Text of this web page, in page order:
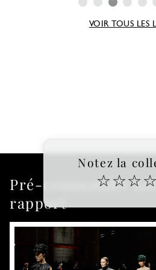
VOIR TOUS LES
Notez la
☆ ☆☆ ☆
Pré-commander
rapport